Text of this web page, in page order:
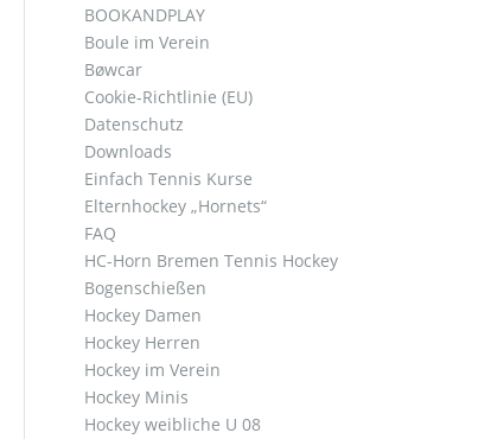
BOOKANDPLAY
Boule im Verein
Bøwcar
Cookie-Richtlinie (EU)
Datenschutz
Downloads
Einfach Tennis Kurse
Elternhockey „Hornets“
FAQ
HC-Horn Bremen Tennis Hockey
Bogenschießen
Hockey Damen
Hockey Herren
Hockey im Verein
Hockey Minis
Hockey weibliche U 08